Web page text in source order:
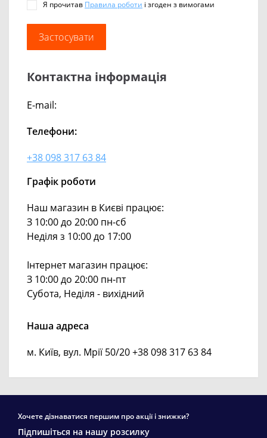
Я прочитав Правила роботи і згоден з вимогами
Контактна інформація
E-mail:
Телефони:
+38 098 317 63 84
Графік роботи
Наш магазин в Києві працює:
З 10:00 до 20:00 пн-сб
Неділя з 10:00 до 17:00
Інтернет магазин працює:
З 10:00 до 20:00 пн-пт
Субота, Неділя - вихідний
Наша адреса
м. Київ, вул. Мрії 50/20 +38 098 317 63 84
Хочете дізнаватися першим про акції і знижки?
Підпишіться на нашу розсилку